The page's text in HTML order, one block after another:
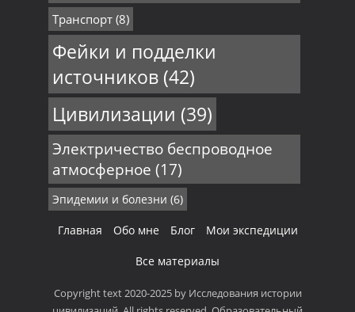
Транспорт(8)
Фейки и подделки
источников(42)
Цивилизации (39)
Электричество беспроводное
атмосферное (17)
Эпидемии и болезни (6)
Главная Обо мне Блог Мои экспедиции
Все материалы
Copyright text 2020-2025 by Исследования истории